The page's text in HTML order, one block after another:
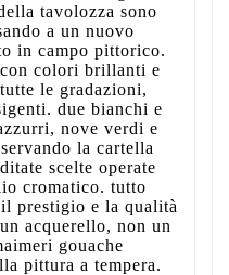
tavolozza sono
a un nuovo
in campo pittorico.
colori brillanti e
le gradazioni,
due bianchi e
nove verdi e
la cartella
scelte operate
cromatico. tutto
prestigio e la qualità
acquerello, non un
gouache
pittura a tempera.